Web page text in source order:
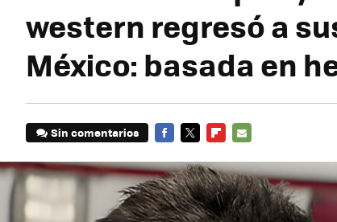
western regresó a
México: basada en
Sin comentarios
MAIL